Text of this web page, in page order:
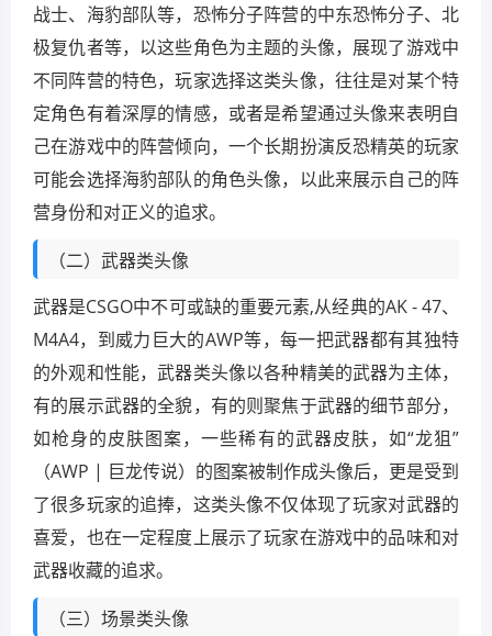
战士、海豹部队等，恐怖分子阵营的中东恐怖分子、北
极复仇者等，以这些角色为主题的头像，展现了游戏中
不同阵营的特色，玩家选择这类头像，往往是对某个特
定角色有着深厚的情感，或者是希望通过头像来表明自
己在游戏中的阵营倾向，一个长期扮演反恐精英的玩家
可能会选择海豹部队的角色头像，以此来展示自己的阵
营身份和对正义的追求。
（二）武器类头像
武器是CSGO中不可或缺的重要元素,从经典的AK - 47、
M4A4，到威力巨大的AWP等，每一把武器都有其独特
的外观和性能，武器类头像以各种精美的武器为主体，
有的展示武器的全貌，有的则聚焦于武器的细节部分，
如枪身的皮肤图案，一些稀有的武器皮肤，如“龙狙”
（AWP | 巨龙传说）的图案被制作成头像后，更是受到
了很多玩家的追捧，这类头像不仅体现了玩家对武器的
喜爱，也在一定程度上展示了玩家在游戏中的品味和对
武器收藏的追求。
（三）场景类头像